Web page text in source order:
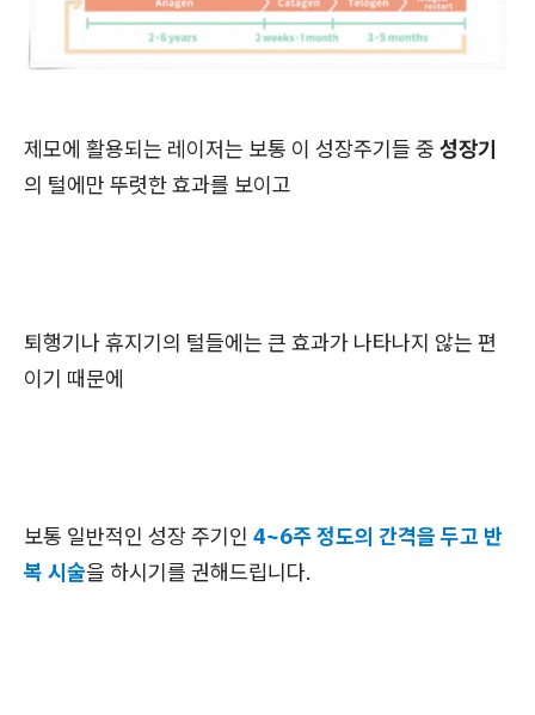
제모에 활용되는 레이저는 보통 이 성장주기들 중 성장기
의 털에만 뚜렷한 효과를 보이고
퇴행기나 휴지기의 털들에는 큰 효과가 나타나지 않는 편
이기 때문에
보통 일반적인 성장 주기인 4~6주 정도의 간격을 두고 반
복 시술을 하시기를 권해드립니다.